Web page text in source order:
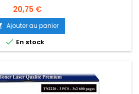
Prix
20,75 €
Ajouter au panier
 En stock